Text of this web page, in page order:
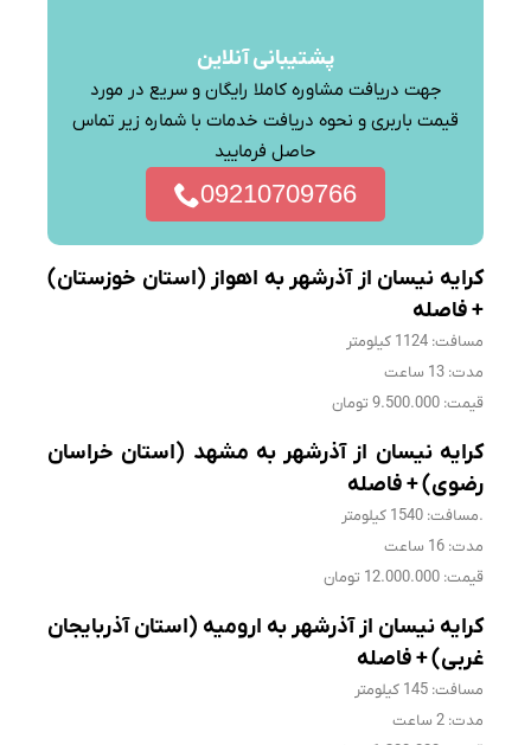
پشتیبانی آنلاین
جهت دریافت مشاوره کاملا رایگان و سریع در مورد
قیمت باربری و نحوه دریافت خدمات با شماره زیر تماس
حاصل فرمایید
09210709766
کرایه نیسان از آذرشهر به اهواز (استان خوزستان)
+ فاصله
مسافت: 1124 کیلومتر
مدت: 13 ساعت
قیمت: 9.500.000 تومان
کرایه نیسان از آذرشهر به مشهد (استان خراسان
رضوی) + فاصله
.مسافت: 1540 کیلومتر
مدت: 16 ساعت
قیمت: 12.000.000 تومان
کرایه نیسان از آذرشهر به ارومیه (استان آذربایجان
غربی) + فاصله
مسافت: 145 کیلومتر
مدت: 2 ساعت